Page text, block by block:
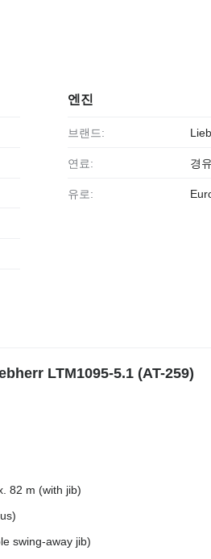
엔진
브랜드:
연료: 경유
유로:
LTM1095-5.1 (AT-259)
82 m (with jib)
swing-away jib)